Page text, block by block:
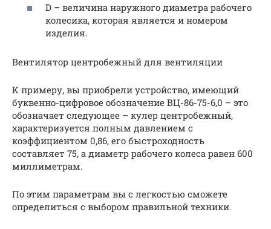
D – величина наружного диаметра рабочего
колесика, которая является и номером
изделия.
Вентилятор центробежный для вентиляции
К примеру, вы приобрели устройство, имеющий
буквенно-цифровое обозначение ВЦ-86-75-6,0 – это
обозначает следующее – кулер центробежный,
характеризуется полным давлением с
коэффициентом 0,86, его быстроходность
составляет 75, а диаметр рабочего колеса равен 600
миллиметрам.
По этим параметрам вы с легкостью сможете
определиться с выбором правильной техники.